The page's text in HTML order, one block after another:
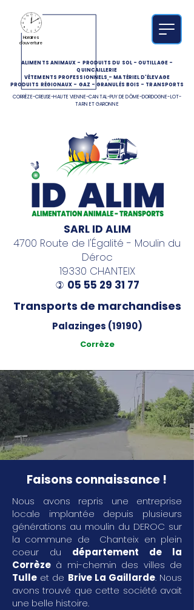
ALIMENTS ANIMAUX - PRODUITS DU SOL-OUTILLAGE-
QUINCAILLERIE
VÊTEMENTS PROFESSIONNELS -MATÉRIEL D'ÉLEVAGE
PRODUITS RÉGIONAUX - GAZ -GRANULÉS BOIS - TRANSPORTS
CORRÈZE-CREUSE-HAUTE VIENNE-CANTAL-PUY DE DÔME-DORDOGNE-LOT-
TARN ET GARONNE
Horaires
d'ouverture
SARL ID ALIM
4700 Route de l'Égalité - Moulin du
Déroc
19330 CHANTEIX
) 05 55 29 31 77
Transports de marchandises
Palazinges (19190)
Corrèze
Faisons connaissance !
Nous avons repris une entreprise
locale implantée depuis plusieurs
générations au moulin du DEROC sur
la commune de Chanteix en plein
coeur du département de la
Corrèze à mi-chemin des villes de
Tulle et de Brive La Gaillarde. Nous
avons trouvé que cette société avait
une belle histoire.